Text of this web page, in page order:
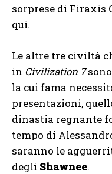
sorprese di Firaxis
qui.
Le altre tre civiltà
in Civilization 7sono
la cui fama
presentazioni,
dinastia regnante
tempo di
saranno le
degli Shawnee.